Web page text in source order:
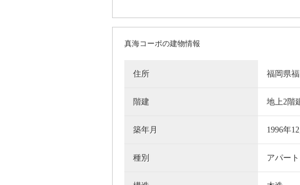
真海コーポの建物情報
住所 福岡県
階建 地上2階
築年月 1996年12
種別 アパート